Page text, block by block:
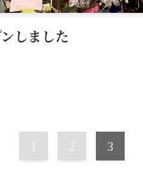
しました
1 2 3